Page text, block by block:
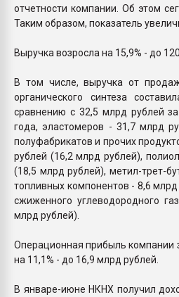
отчетности компании. Об этом
Таким образом, показатель
Выручка возросла на 15,9% - до
В том числе, выручка от
органического синтеза
сравнению с 32,5 млрд рублей
года, эластомеров - 31,7 млрд
полуфабрикатов и прочих
рублей (16,2 млрд рублей),
(18,5 млрд рублей), метил-трет-
топливных компонентов - 8,6
сжиженного углеводородного
млрд рублей).
Операционная прибыль компании
на 11,1% - до 16,9 млрд рублей.
В январе-июне НКНХ получил